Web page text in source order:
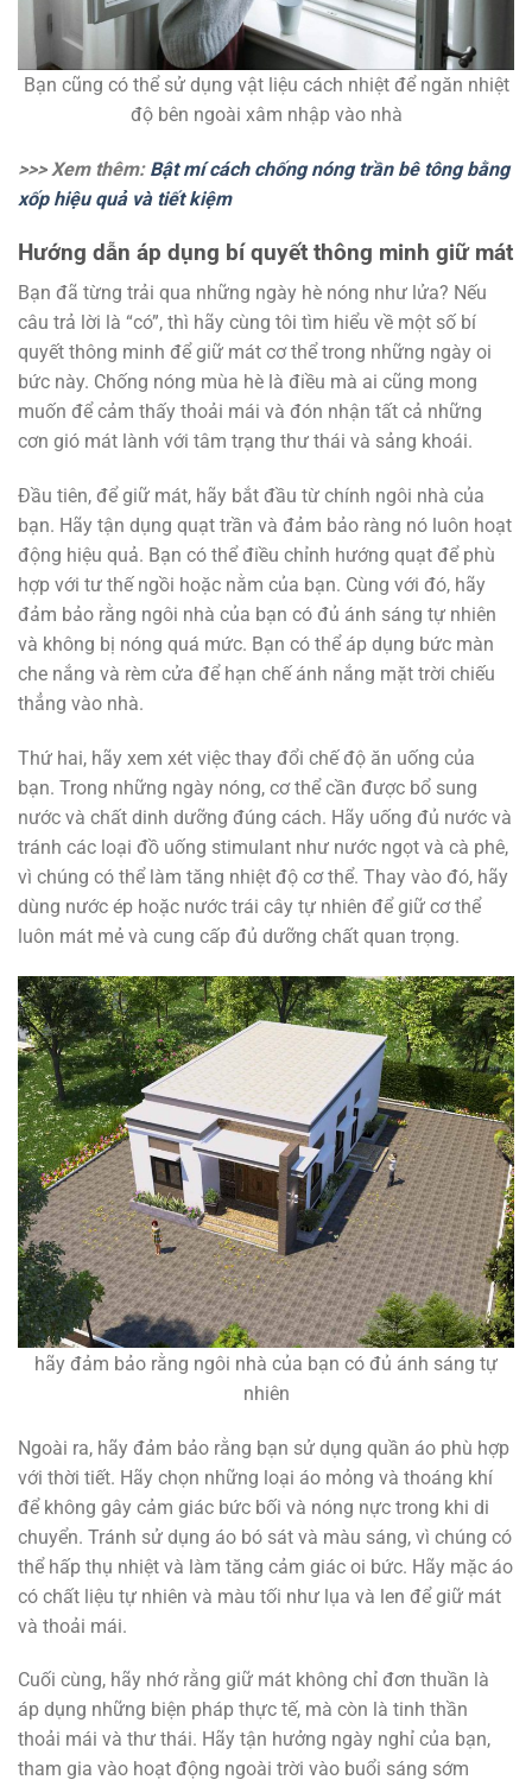
Bạn cũng có thể sử dụng vật liệu cách nhiệt để ngăn nhiệt
độ bên ngoài xâm nhập vào nhà
>>> Xem thêm: Bật mí cách chống nóng trần bê tông bằng
xốp hiệu quả và tiết kiệm
Hướng dẫn áp dụng bí quyết thông minh giữ mát
Bạn đã từng trải qua những ngày hè nóng như lửa? Nếu
câu trả lời là “có”, thì hãy cùng tôi tìm hiểu về một số bí
quyết thông minh để giữ mát cơ thể trong những ngày oi
bức này. Chống nóng mùa hè là điều mà ai cũng mong
muốn để cảm thấy thoải mái và đón nhận tất cả những
cơn gió mát lành với tâm trạng thư thái và sảng khoái.
Đầu tiên, để giữ mát, hãy bắt đầu từ chính ngôi nhà của
bạn. Hãy tận dụng quạt trần và đảm bảo ràng nó luôn hoạt
động hiệu quả. Bạn có thể điều chỉnh hướng quạt để phù
hợp với tư thế ngồi hoặc nằm của bạn. Cùng với đó, hãy
đảm bảo rằng ngôi nhà của bạn có đủ ánh sáng tự nhiên
và không bị nóng quá mức. Bạn có thể áp dụng bức màn
che nắng và rèm cửa để hạn chế ánh nắng mặt trời chiếu
thẳng vào nhà.
Thứ hai, hãy xem xét việc thay đổi chế độ ăn uống của
bạn. Trong những ngày nóng, cơ thể cần được bổ sung
nước và chất dinh dưỡng đúng cách. Hãy uống đủ nước và
tránh các loại đồ uống stimulant như nước ngọt và cà phê,
vì chúng có thể làm tăng nhiệt độ cơ thể. Thay vào đó, hãy
dùng nước ép hoặc nước trái cây tự nhiên để giữ cơ thể
luôn mát mẻ và cung cấp đủ dưỡng chất quan trọng.
hãy đảm bảo rằng ngôi nhà của bạn có đủ ánh sáng tự
nhiên
Ngoài ra, hãy đảm bảo rằng bạn sử dụng quần áo phù hợp
với thời tiết. Hãy chọn những loại áo mỏng và thoáng khí
để không gây cảm giác bức bối và nóng nực trong khi di
chuyển. Tránh sử dụng áo bó sát và màu sáng, vì chúng có
thể hấp thụ nhiệt và làm tăng cảm giác oi bức. Hãy mặc áo
có chất liệu tự nhiên và màu tối như lụa và len để giữ mát
và thoải mái.
Cuối cùng, hãy nhớ rằng giữ mát không chỉ đơn thuần là
áp dụng những biện pháp thực tế, mà còn là tinh thần
thoải mái và thư thái. Hãy tận hưởng ngày nghỉ của bạn,
tham gia vào hoạt động ngoài trời vào buổi sáng sớm